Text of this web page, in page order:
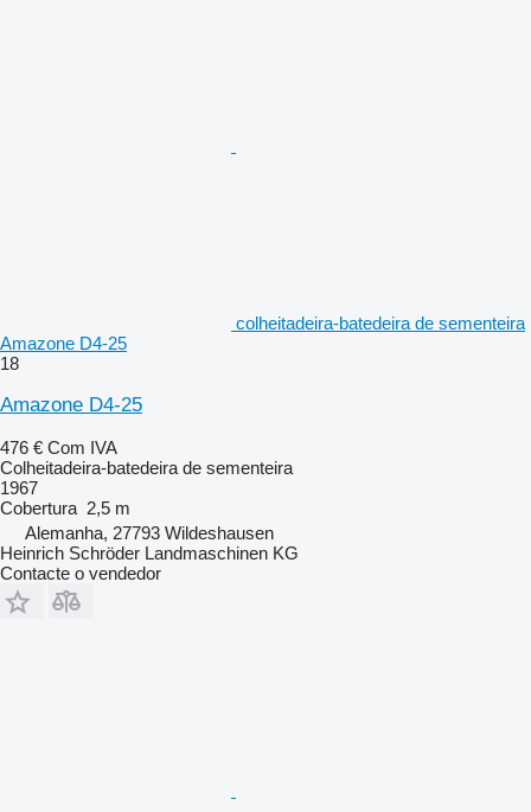
colheitadeira-batedeira de sementeira
Amazone D4-25
18
Amazone D4-25
476 € Com IVA
Colheitadeira-batedeira de sementeira
1967
Cobertura 2,5 m
Alemanha, 27793 Wildeshausen
Heinrich Schröder Landmaschinen KG
Contacte o vendedor